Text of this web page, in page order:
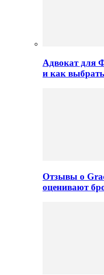
Адвокат для
и как
Отзывы о
оценивают